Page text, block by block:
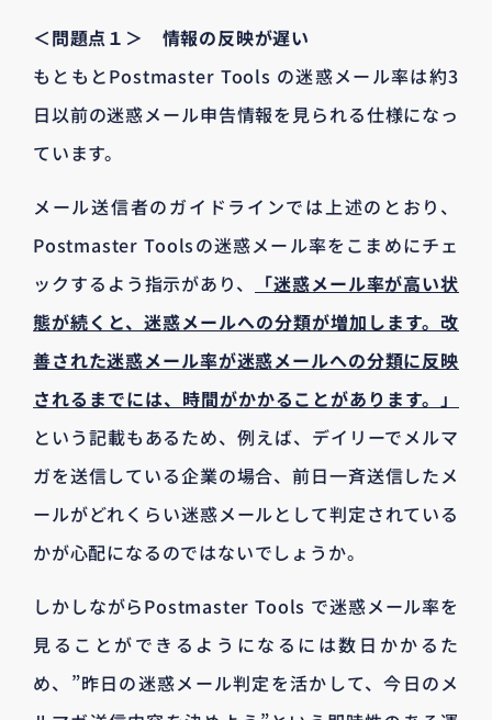
＜問題点１＞ 情報の反映が遅い
もともとPostmaster Tools の迷惑メール率は約3
日以前の迷惑メール申告情報を見られる仕様になっ
ています。
メール送信者のガイドラインでは上述のとおり、
Postmaster Toolsの迷惑メール率をこまめにチェ
ックするよう指示があり、
「迷惑メール率が高い状
態が続くと、迷惑メールへの分類が増加します。改
善された迷惑メール率が迷惑メールへの分類に反映
されるまでには、時間がかかることがあります。」
という記載もあるため、例えば、デイリーでメルマ
ガを送信している企業の場合、前日一斉送信したメ
ールがどれくらい迷惑メールとして判定されている
かが心配になるのではないでしょうか。
しかしながらPostmaster Tools で迷惑メール率を
見ることができるようになるには数日かかるた
め、”昨日の迷惑メール判定を活かして、今日のメ